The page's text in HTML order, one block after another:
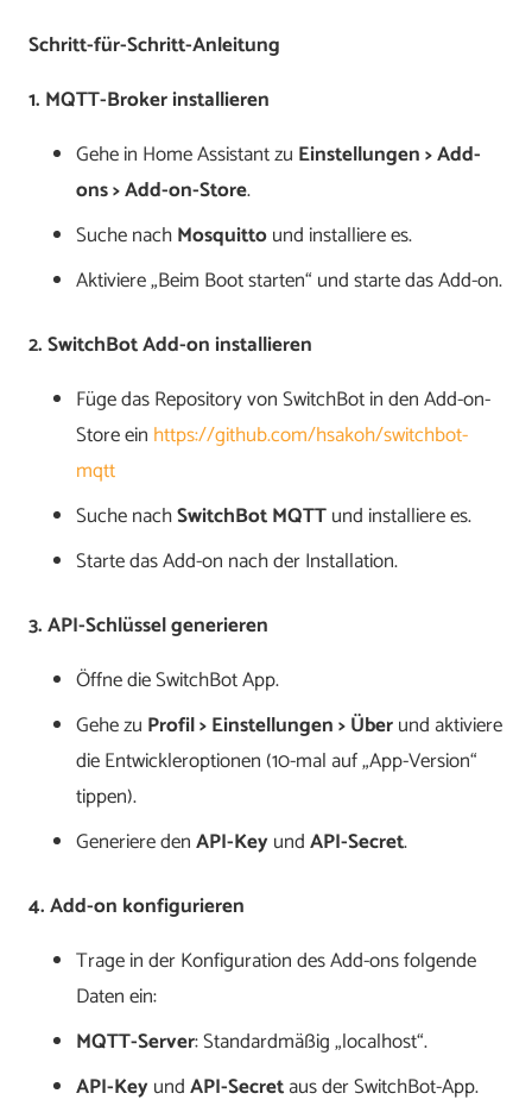
Schritt-für-Schritt-Anleitung
1. MQTT-Broker installieren
Gehe in Home Assistant zu Einstellungen > Add-
ons > Add-on-Store.
Suche nachMosquittound installiere es.
Aktiviere „Beim Boot starten“ und starte das Add-on.
2. SwitchBot Add-on installieren
Füge das Repository von SwitchBot in den Add-on-
Store ein https://github.com/hsakoh/switchbot-
mqtt
Suche nachSwitchBot MQTTund installiere es.
Starte das Add-on nach der Installation.
3. API-Schlüssel generieren
Öffne die SwitchBot App.
Gehe zu Profil > Einstellungen > Überund aktiviere
die Entwickleroptionen (10-mal auf „App-Version“
tippen).
Generiere denAPI-Key undAPI-Secret.
4. Add-on konfigurieren
Trage in der Konfiguration des Add-ons folgende
Daten ein:
MQTT-Server: Standardmäßig „localhost“.
API-Key undAPI-Secretaus der SwitchBot-App.